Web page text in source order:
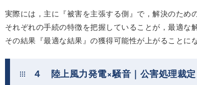
実際には，主に『被害を主張する側』で，解決のため
それぞれの手続の特徴を把握していることが，最適な
その結果『最適な結果』の獲得可能性が上がることにな
４ 陸上風力発電×騒音｜公害処理裁